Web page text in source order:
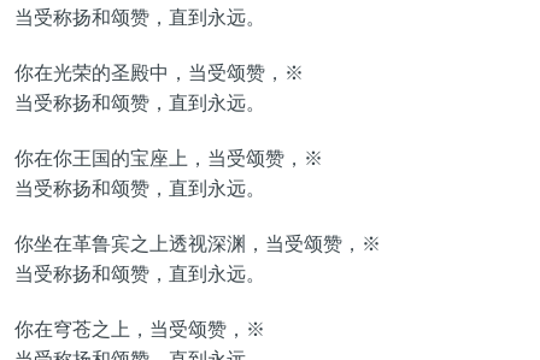
当受称扬和颂赞，直到永远。
你在光荣的圣殿中，当受颂赞，※
当受称扬和颂赞，直到永远。
你在你王国的宝座上，当受颂赞，※
当受称扬和颂赞，直到永远。
你坐在革鲁宾之上透视深渊，当受颂赞，※
当受称扬和颂赞，直到永远。
你在穹苍之上，当受颂赞，※